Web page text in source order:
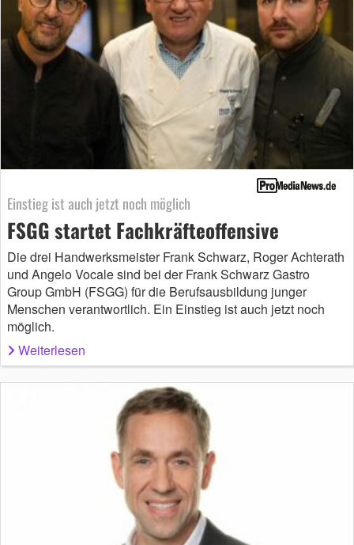
Einstieg ist auch jetzt noch möglich
FSGG startet Fachkräfteoffensive
Die drei Handwerksmeister Frank Schwarz, Roger Achterath
und Angelo Vocale sind bei der Frank Schwarz Gastro
Group GmbH (FSGG) für die Berufsausbildung junger
Menschen verantwortlich. Ein Einstieg ist auch jetzt noch
möglich.
Weiterlesen